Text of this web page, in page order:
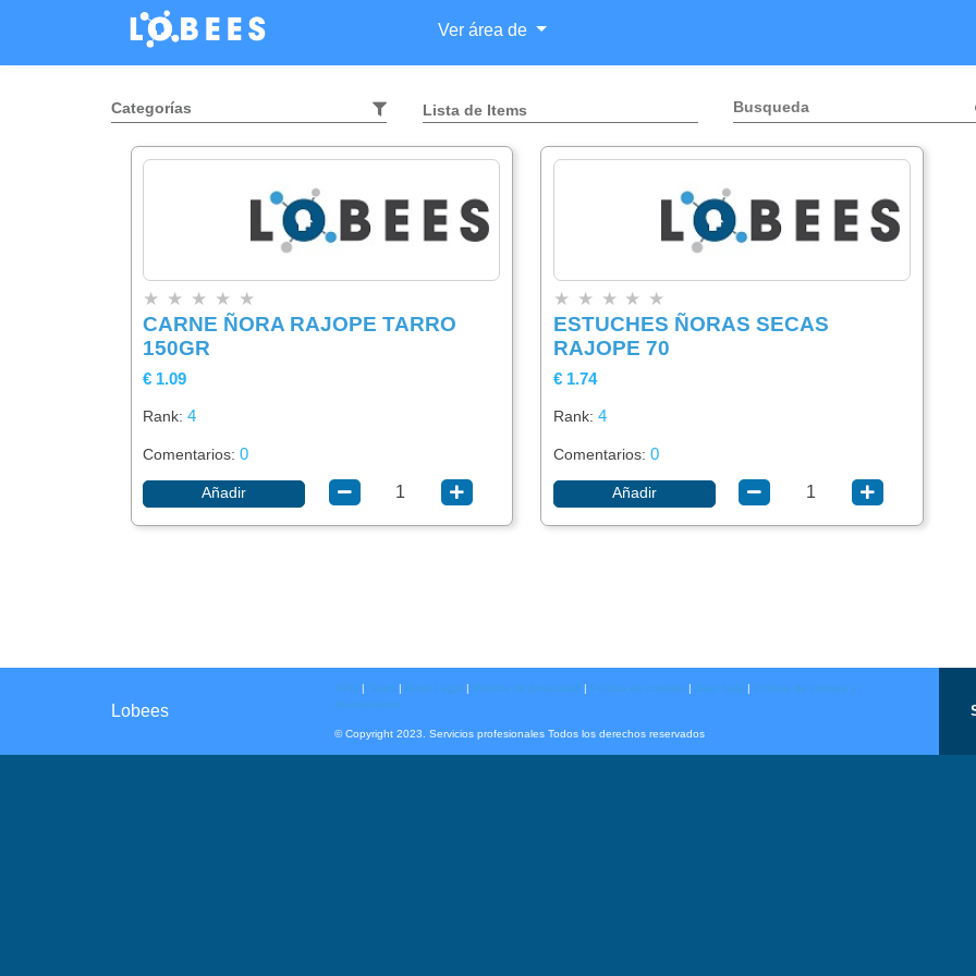
Ver área de
Categorías Lista de Items
Categorías
×
Alimentación
Lista
De
Items
×
Buscador
×
★ ★ ★ ★ ★
CARNE ÑORA RAJOPE TARRO
150GR
€ 1.09
Rank:4
Comentarios:0
Añadir
★ ★ ★ ★ ★
ESTUCHES ÑORAS SECAS
RAJOPE 70
€ 1.74
Rank: 4
Comentarios: 0
Añadir
Lobees
KPIs Team |Aviso Legal Política de privacidad Política de cookies Date baja
Política de compra y
devoluciones
© Copyright 2023. Servicios profesionales Todos los derechos reservados